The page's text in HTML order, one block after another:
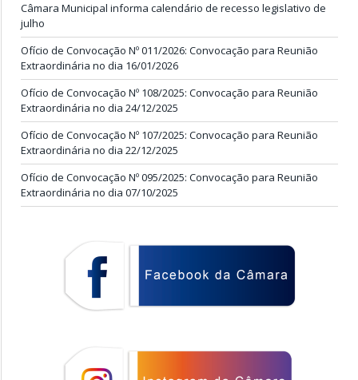
Câmara Municipal informa calendário de recesso legislativo de
julho
Ofício de Convocação Nº 011/2026: Convocação para Reunião
Extraordinária no dia 16/01/2026
Ofício de Convocação Nº 108/2025: Convocação para Reunião
Extraordinária no dia 24/12/2025
Ofício de Convocação Nº 107/2025: Convocação para Reunião
Extraordinária no dia 22/12/2025
Ofício de Convocação Nº 095/2025: Convocação para Reunião
Extraordinária no dia 07/10/2025